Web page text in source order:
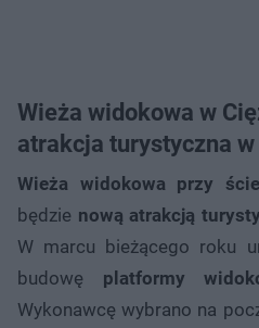
Wieża widokowa w
atrakcja turystyczna w
Wieża widokowa przy
będzie nową atrakcją
W marcu bieżącego roku
budowę platformy
Wykonawcę wybrano na